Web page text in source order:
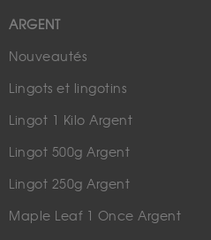
ARGENT
Nouveautés
Lingots et lingotins
Lingot 1 Kilo Argent
Lingot 500g Argent
Lingot 250g Argent
Maple Leaf 1 Once Argent